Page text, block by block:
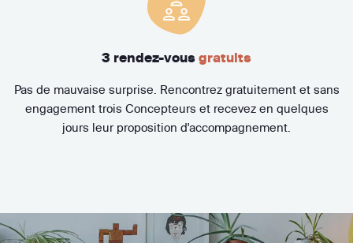
3 rendez-vous gratuits
Pas de mauvaise surprise. Rencontrez gratuitement et sans
engagement trois Concepteurs et recevez en quelques
jours leur proposition d'accompagnement.